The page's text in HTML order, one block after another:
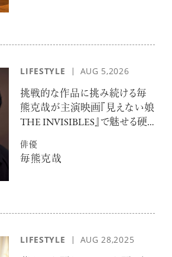
LIFESTYLE AUG 5,2026
挑戦的な作品に挑み続ける毎
熊克哉が主演映画『見えない娘
THE INVISIBLES』で魅せる硬
俳優
毎熊克哉
LIFESTYLE AUG 28,2025